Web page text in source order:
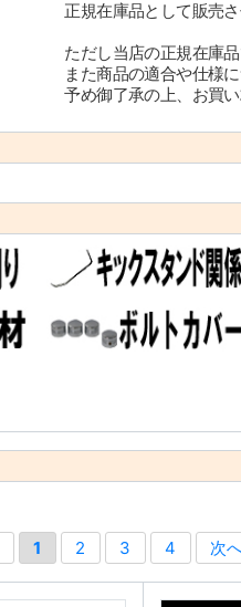
正規在庫品として販売
ただし当店の正規在庫
また商品の適合や仕様
予め御了承の上、お買い
1 2 3 4 次